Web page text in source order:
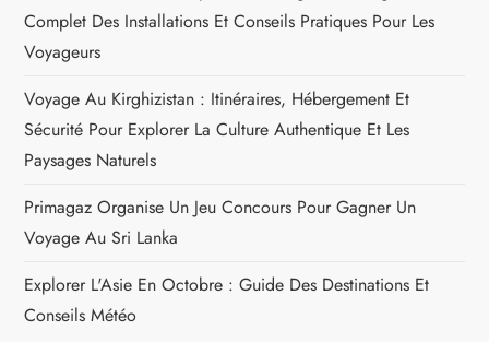
a
r
t
i
c
l
Complet Des Installations Et Conseils Pratiques Pour Les
Voyageurs
Voyage Au Kirghizistan : Itinéraires, Hébergement Et
Sécurité Pour Explorer La Culture Authentique Et Les
Paysages Naturels
Primagaz Organise Un Jeu Concours Pour Gagner Un
Voyage Au Sri Lanka
Explorer L'Asie En Octobre : Guide Des Destinations Et
Conseils Météo